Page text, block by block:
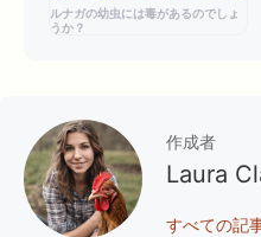
ルナガの幼虫には毒があるのでしょ
うか？
作成者
Laura
すべての記